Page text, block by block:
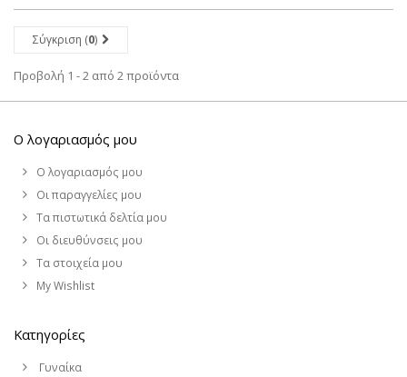
Σύγκριση (0)
Προβολή 1 - 2 από 2 προϊόντα
Ο λογαριασμός μου
Ο λογαριασμός μου
Οι παραγγελίες μου
Τα πιστωτικά δελτία μου
Οι διευθύνσεις μου
Τα στοιχεία μου
My Wishlist
Κατηγορίες
Γυναίκα